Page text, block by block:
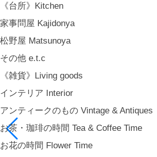
《台所》Kitchen
家事問屋 Kajidonya
松野屋 Matsunoya
その他 e.t.c
《雑貨》Living goods
インテリア Interior
アンティークのもの Vintage & Antiques
お茶・珈琲の時間 Tea & Coffee Time
お花の時間 Flower Time